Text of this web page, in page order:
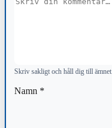
Skriv sakligt och håll dig till ämnet.
Namn *